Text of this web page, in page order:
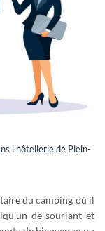
êtes acquéreur,
avant première,
!
à votre avis
100% gratuit
participez à
des actualités
l'hôtellerie de Plein-
du camping où il
de souriant et